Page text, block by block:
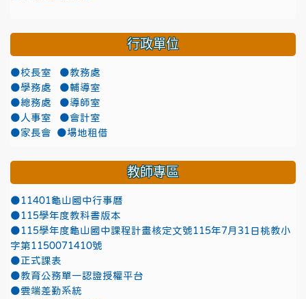
行政單位
●校長室
●教務處
●學務處
●輔導室
●總務處
●導師室
●人事室
●會計室
●家長會
●場地租借
教師專區
●11401龜山國中行事曆
●115學年度教科書版本
●115學年度龜山國中課程計畫核定文號115年7月31日桃教小
字第1150071410號
●正式課表
●教育公務單一認證授權平台
●雲端差勤系統